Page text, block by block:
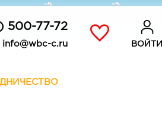
500-77-72
c.ru ВОЙТИ